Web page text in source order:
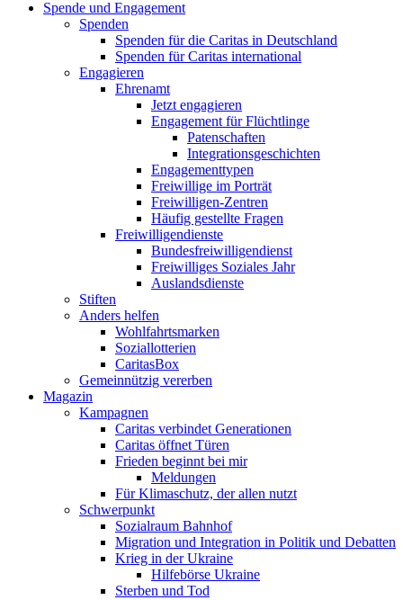
Spende und Engagement
Spenden
Spenden für die Caritas in Deutschland
Spenden für Caritas international
Engagieren
Ehrenamt
Jetzt engagieren
Engagement für Flüchtlinge
Patenschaften
Integrationsgeschichten
Engagementtypen
Freiwillige im Porträt
Freiwilligen-Zentren
Häufig gestellte Fragen
Freiwilligendienste
Bundesfreiwilligendienst
Freiwilliges Soziales Jahr
Auslandsdienste
Stiften
Anders helfen
Wohlfahrtsmarken
Soziallotterien
CaritasBox
Gemeinnützig vererben
Magazin
Kampagnen
Caritas verbindet Generationen
Caritas öffnet Türen
Frieden beginnt bei mir
Meldungen
Für Klimaschutz, der allen nutzt
Schwerpunkt
Sozialraum Bahnhof
Migration und Integration in Politik und Debatten
Krieg in der Ukraine
Hilfebörse Ukraine
Sterben und Tod